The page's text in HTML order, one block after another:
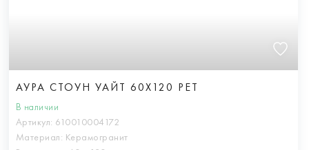
АУРА СТОУН УАЙТ 60X120 РЕТ
В наличии
Артикул: 610010004172
Материал: Керамогранит